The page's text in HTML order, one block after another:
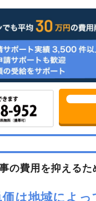
の費用を抑えるた
は地域によっ